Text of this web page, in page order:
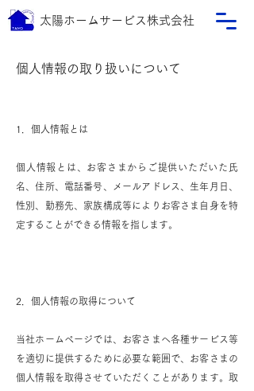
太陽ホームサービス株式会社
個人情報の取り扱いについて
1．個人情報とは
個人情報とは、お客さまからご提供いただいた氏
名、住所、電話番号、メールアドレス、生年月日、
性別、勤務先、家族構成等によりお客さま自身を特
定することができる情報を指します。
2．個人情報の取得について
当社ホームページでは、お客さまへ各種サービス等
を適切に提供するために必要な範囲で、お客さまの
個人情報を取得させていただくことがあります。取